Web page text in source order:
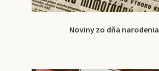
Noviny zo dňa narodenia